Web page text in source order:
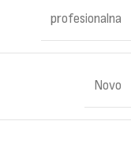
profesionalna
Novo